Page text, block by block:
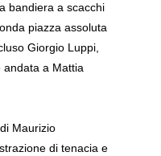
bandiera a scacchi
piazza assoluta
Giorgio Luppi,
andata a Mattia
Maurizio
di tenacia e